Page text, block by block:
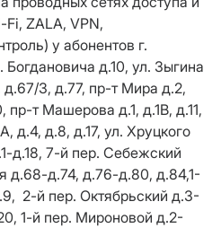
-Fi, ZALA, VPN,
у абонентов г.
д.10, ул. Зыгина
д.67/3, д.77, пр-т Мира д.2,
т Машерова д.1, д.1В, д.11,
д.4, д.8, д.17, ул. Хруцкого
д.18, 7-й пер. Себежский
д.68-д.74, д.76-д.80, д.84,1-
2-й пер. Октябрьский д.3-
1-й пер. Мироновой д.2-